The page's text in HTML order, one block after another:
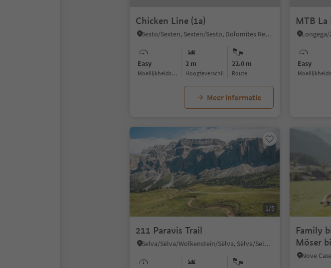
Chicken Line (1a)
Sesto/Sexten, Sexten/Sesto, Dolomites Region 3 Zinnen
Easy
Moeilijkheidsgraad
2 m
Hoogteverschil
22.0 m
Route
Meer informatie
MTB La
Easy
Moeilijkheidsgraad
1/5
211 Paravis Trail
Selva/Sëlva/Wolkenstein/Sëlva, Sëlva/Selva di Val Gardena, Dolomites Region Val Gardena
Family
Möser